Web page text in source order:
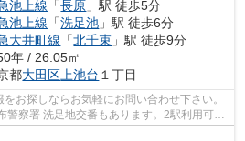
池上線 「長原 」駅 徒歩5分
池上線 「洗足池 」駅 徒歩6分
大井町線 「北千束 」駅 徒歩9分
年 / 26.05㎡
都大田区 上池台 １丁目
をお探しならお気軽にお問い合わせ下さい。
察署 洗足地交番もあります。2駅利用可能
費用の...